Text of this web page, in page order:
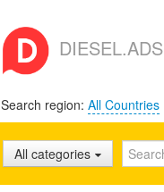
DIESEL.ADS
Search region: All Countries
All categories